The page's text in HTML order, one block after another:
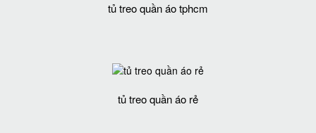
tủ treo quần áo tphcm
tủ treo quần áo rẻ